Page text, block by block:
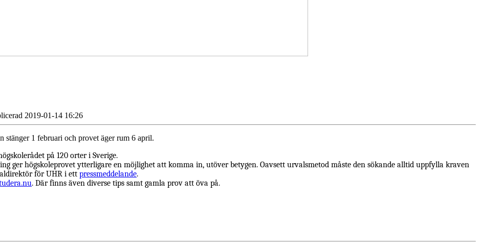
2019-01-14 16:26
stänger 1 februari och provet äger rum 6 april.
på 120 orter i Sverige.
ger högskoleprovet ytterligare en möjlighet att komma in, utöver betygen. Oavsett urvalsmetod måste den sökande alltid uppfylla kraven
för UHR i ett pressmeddelande.
. Där finns även diverse tips samt gamla prov att öva på.